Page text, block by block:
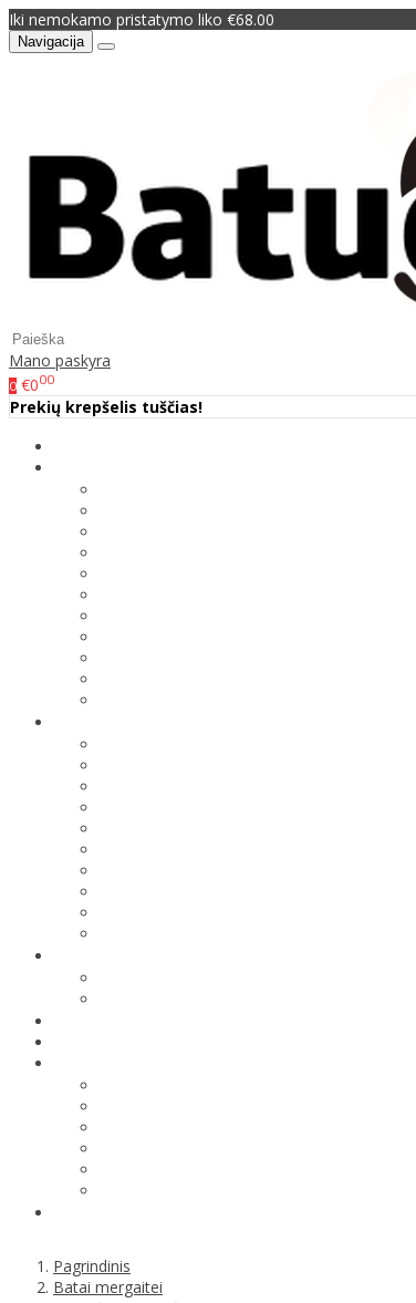
Iki nemokamo pristatymo liko €68.00
Navigacija
Mano paskyra
0 €000
Prekių krepšelis tuščias!
Pagrindinis
Batai mergaitei